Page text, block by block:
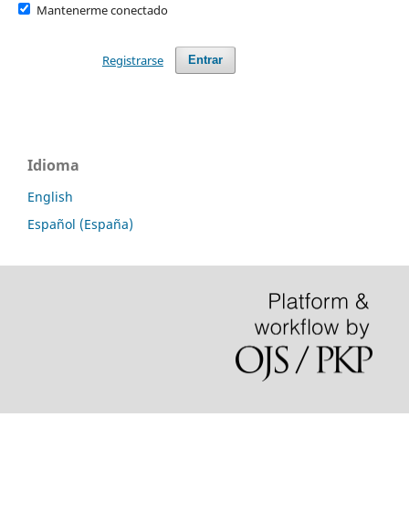
Mantenerme conectado
Entrar
Registrarse
Idioma
English
Español (España)